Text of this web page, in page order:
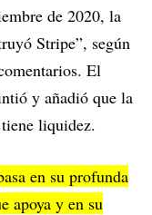
de 2020, la
Stripe”, según
El
y añadió que la
liquidez.
en su profunda
apoya y en su